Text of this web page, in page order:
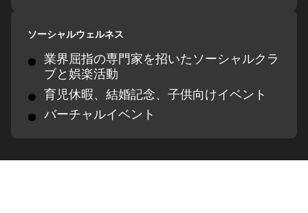
ソーシャルウェルネス
業界屈指の専門家を招いたソーシャルクラ
ブと娯楽活動
育児休暇、結婚記念、子供向けイベント
バーチャルイベント